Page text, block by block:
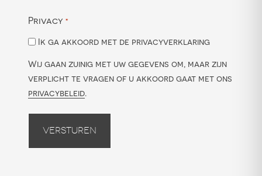
Privacy *
Ik ga akkoord met de privacyverklaring
Wij gaan zuinig met uw gegevens om, maar zijn
verplicht te vragen of u akkoord gaat met ons
privacybeleid.
Versturen